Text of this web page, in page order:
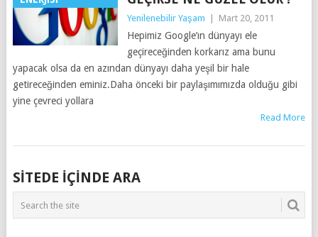
Yenilenebilir Yaşam Mart 20, 2011
Hepimiz Google’ın dünyayı ele
geçireceğinden korkarız ama bunu
yapacak olsa da en azından dünyayı daha yeşil bir hale
getireceğinden eminiz.Daha önceki bir paylaşımımızda olduğu gibi
yine çevreci yollara
Read More
SITEDE IÇINDE ARA